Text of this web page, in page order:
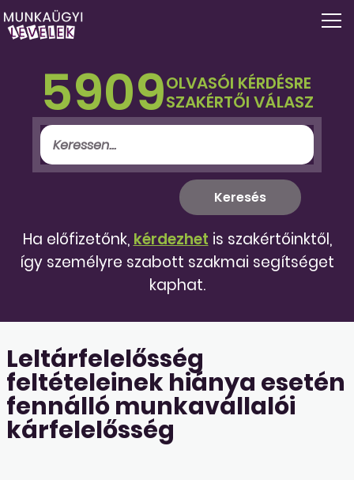
5909OLVASÓI KÉRDÉSRE
SZAKÉRTŐI VÁLASZ
Ha előfizetőnk, kérdezhet is szakértőinktől,
így személyre szabott szakmai segítséget
kaphat.
Leltárfelelősség
feltételeinek hiánya esetén
fennálló munkavállalói
kárfelelősség